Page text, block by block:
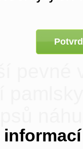
pevné